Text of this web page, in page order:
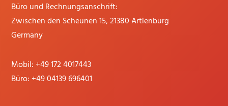
Büro und Rechnungsanschrift:
Zwischen den Scheunen 15, 21380 Artlenburg
Germany
Mobil: +49 172 4017443
Büro: +49 04139 696401